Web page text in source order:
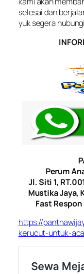
selesai dan
yuk segera
Perum
Jl. Siti 1,
Mustika Jaya,
Fast
https://
kerucut-untuk-